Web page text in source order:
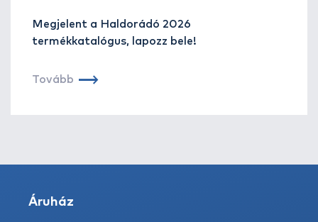
Megjelent a Haldorádó 2026
termékkatalógus, lapozz bele!
Tovább
Áruház